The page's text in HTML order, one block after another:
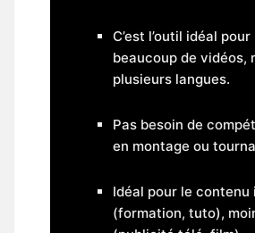
C’est l’outil idéal pour
beaucoup de vidéos,
plusieurs langues.
Pas besoin de
en montage ou
Idéal pour le
(formation, tuto),